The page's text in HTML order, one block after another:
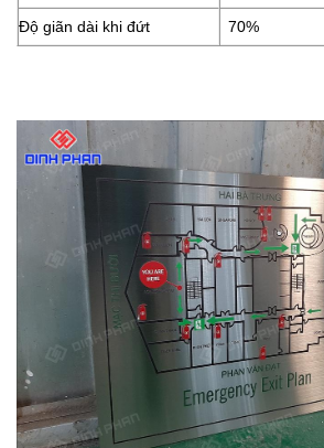
Độ giãn dài khi đứt 70%